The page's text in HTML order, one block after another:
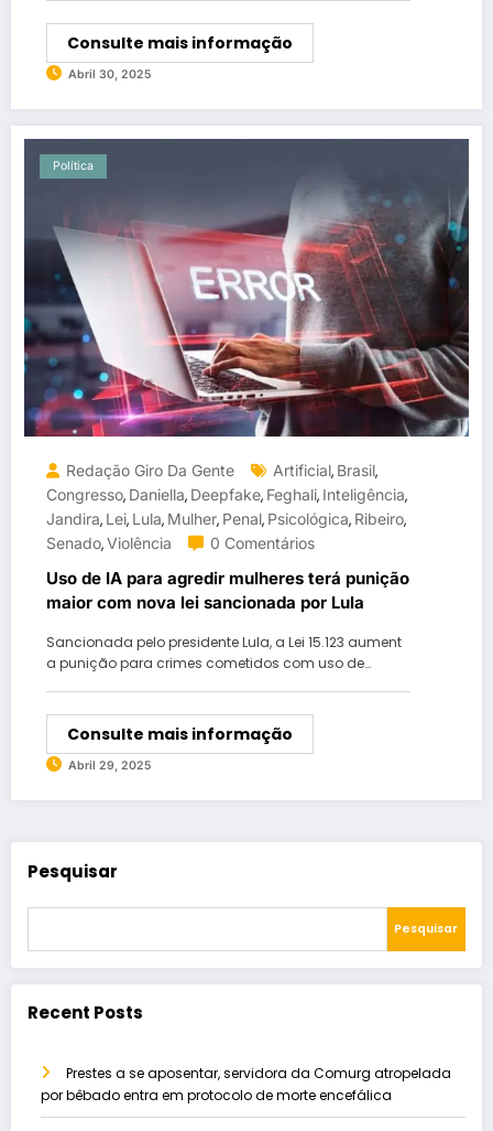
Consulte mais informação
Abril 30, 2025
Política
Redação Giro Da Gente Artificial, Brasil,
Congresso, Daniella, Deepfake, Feghali, Inteligência,
Jandira, Lei, Lula, Mulher, Penal, Psicológica, Ribeiro,
Senado,Violência 0 Comentários
Uso de IA para agredir mulheres terá punição
maior com nova lei sancionada por Lula
Sancionada pelo presidente Lula, a Lei 15.123 aument
a punição para crimes cometidos com uso de…
Consulte mais informação
Abril 29, 2025
Pesquisar
Pesquisar
Recent Posts
Prestes a se aposentar, servidora da Comurg atropelada
por bêbado entra em protocolo de morte encefálica